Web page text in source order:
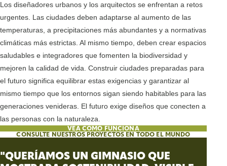
Los diseñadores urbanos y los arquitectos se enfrentan a retos
urgentes. Las ciudades deben adaptarse al aumento de las
temperaturas, a precipitaciones más abundantes y a normativas
climáticas más estrictas. Al mismo tiempo, deben crear espacios
saludables e integradores que fomenten la biodiversidad y
mejoren la calidad de vida. Construir ciudades preparadas para
el futuro significa equilibrar estas exigencias y garantizar al
mismo tiempo que los entornos sigan siendo habitables para las
generaciones venideras. El futuro exige diseños que conecten a
las personas con la naturaleza.
VEA CÓMO FUNCIONA
CONSULTE NUESTROS PROYECTOS EN TODO EL MUNDO
"QUERÍAMOS UN GIMNASIO QUE